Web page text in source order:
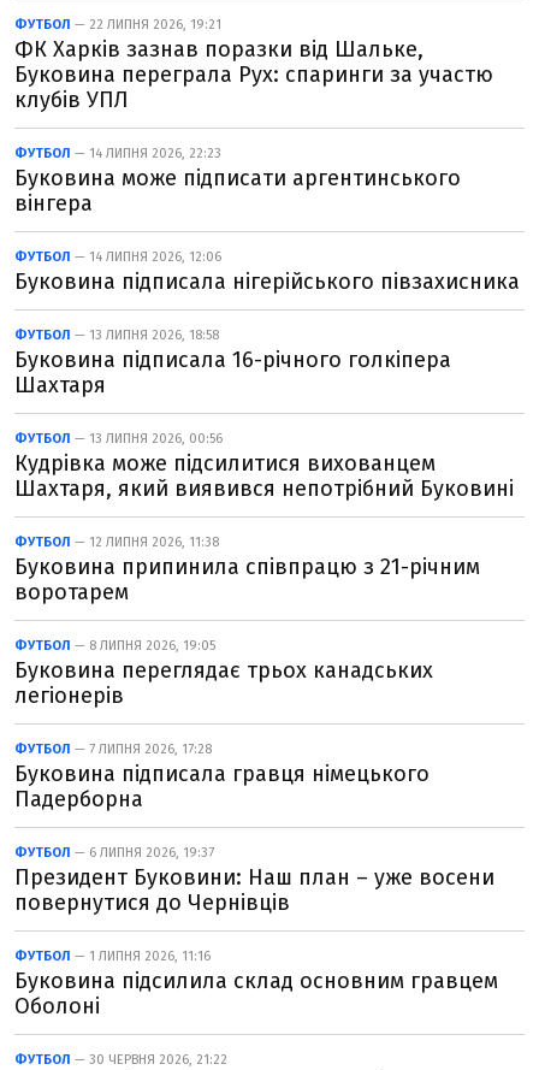
ФУТБОЛ — 22 ЛИПНЯ 2026, 19:21
ФК Харків зазнав поразки від Шальке,
Буковина переграла Рух: спаринги за участю
клубів УПЛ
ФУТБОЛ — 14 ЛИПНЯ 2026, 22:23
Буковина може підписати аргентинського
вінгера
ФУТБОЛ — 14 ЛИПНЯ 2026, 12:06
Буковина підписала нігерійського півзахисника
ФУТБОЛ — 13 ЛИПНЯ 2026, 18:58
Буковина підписала 16-річного голкіпера
Шахтаря
ФУТБОЛ — 13 ЛИПНЯ 2026, 00:56
Кудрівка може підсилитися вихованцем
Шахтаря, який виявився непотрібний Буковині
ФУТБОЛ — 12 ЛИПНЯ 2026, 11:38
Буковина припинила співпрацю з 21-річним
воротарем
ФУТБОЛ — 8 ЛИПНЯ 2026, 19:05
Буковина переглядає трьох канадських
легіонерів
ФУТБОЛ — 7 ЛИПНЯ 2026, 17:28
Буковина підписала гравця німецького
Падерборна
ФУТБОЛ — 6 ЛИПНЯ 2026, 19:37
Президент Буковини: Наш план – уже восени
повернутися до Чернівців
ФУТБОЛ — 1 ЛИПНЯ 2026, 11:16
Буковина підсилила склад основним гравцем
Оболоні
ФУТБОЛ — 30 ЧЕРВНЯ 2026, 21:22